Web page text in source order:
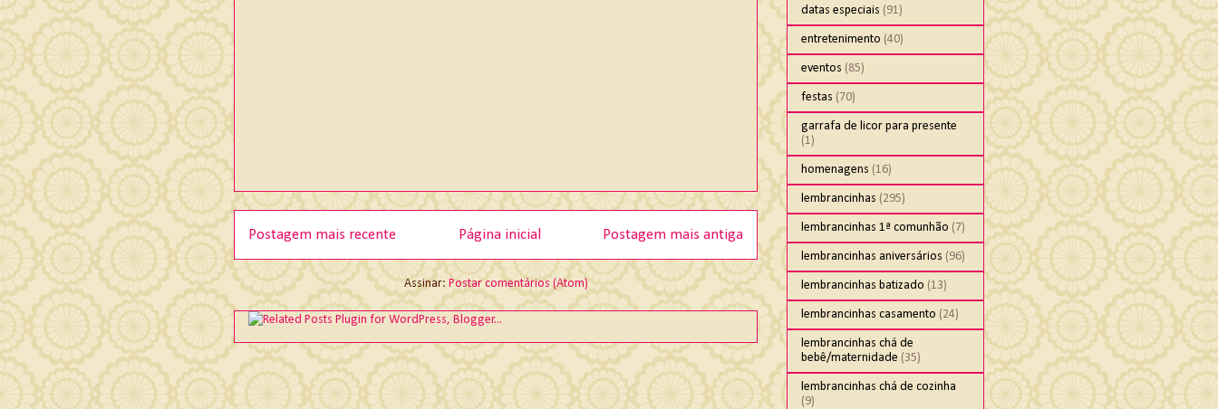
Postagem mais recente Postagem mais antiga
Página inicial
Assinar: Postar comentários (Atom)
datas especiais (91)
entretenimento (40)
eventos (85)
festas (70)
garrafa de licor para presente
(1)
homenagens (16)
lembrancinhas (295)
lembrancinhas 1ª comunhão (7)
lembrancinhas aniversários (96)
lembrancinhas batizado (13)
lembrancinhas casamento (24)
lembrancinhas chá de
bebê/maternidade (35)
lembrancinhas chá de cozinha
(9)